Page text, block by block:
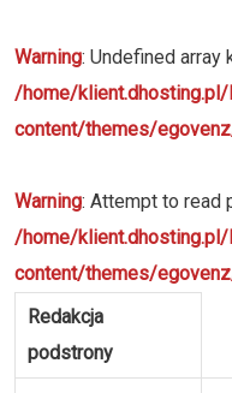
Warning: Undefined array
/home/
content/themes/
Warning: Attempt to read
/home/
content/themes/
Redakcja
podstrony